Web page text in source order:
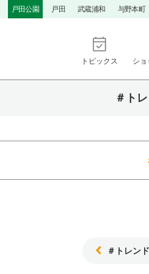
戸田公園 戸田 武蔵浦和 与野本町
トピックス ショ
＃ト
＃トレン